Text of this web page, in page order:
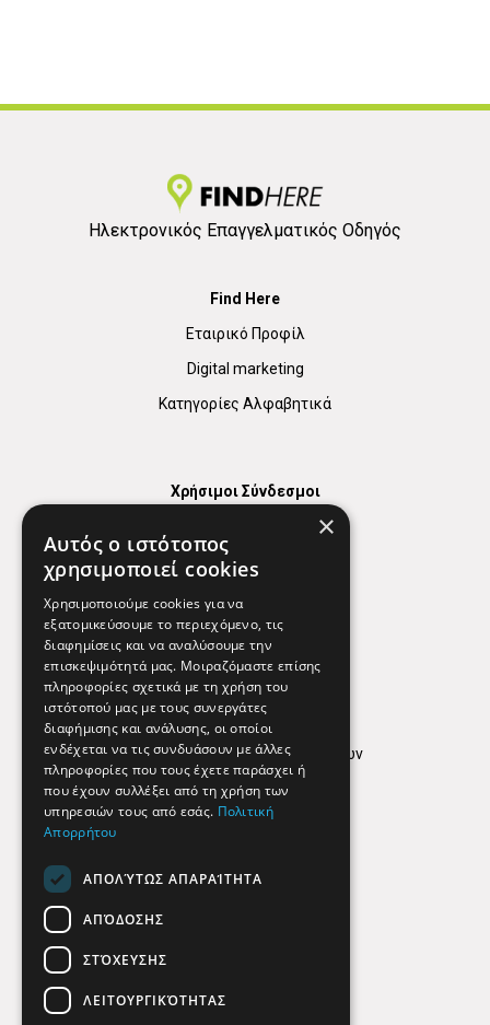
Ηλεκτρονικός Επαγγελματικός Οδηγός
Find Here
Εταιρικό Προφίλ
Digital marketing
Κατηγορίες Αλφαβητικά
Χρήσιμοι Σύνδεσμοι
Χρήσιμα Τηλέφωνα
Εφημερεύοντα Φαρμακεία
Απόρρητο
Όροι Χρήσης
Πολιτική προστασίας δεδομένων
Findhere
Social Media
×
Αυτός ο ιστότοπος
χρησιμοποιεί cookies
Χρησιμοποιούμε cookies για να
εξατομικεύσουμε το περιεχόμενο, τις
διαφημίσεις και να αναλύσουμε την
επισκεψιμότητά μας. Μοιραζόμαστε επίσης
πληροφορίες σχετικά με τη χρήση του
ιστότοπού μας με τους συνεργάτες
διαφήμισης και ανάλυσης, οι οποίοι
ενδέχεται να τις συνδυάσουν με άλλες
πληροφορίες που τους έχετε παράσχει ή
που έχουν συλλέξει από τη χρήση των
υπηρεσιών τους από εσάς. Πολιτική
Απορρήτου
ΑΠΟΛΎΤΩΣ ΑΠΑΡΑΊΤΗΤΑ
ΑΠΌΔΟΣΗΣ
ΣΤΌΧΕΥΣΗΣ
ΛΕΙΤΟΥΡΓΙΚΌΤΗΤΑΣ